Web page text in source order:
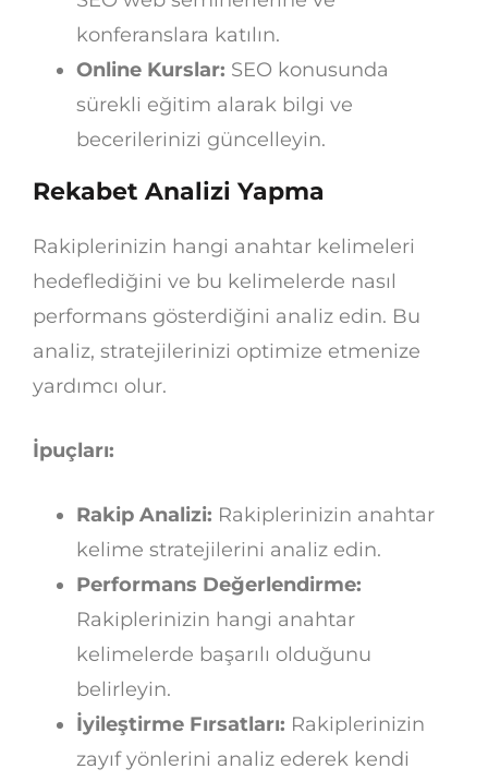
konferanslara katılın.
Online Kurslar: SEO konusunda
sürekli eğitim alarak bilgi ve
becerilerinizi güncelleyin.
Rekabet Analizi Yapma
Rakiplerinizin hangi anahtar kelimeleri
hedeflediğini ve bu kelimelerde nasıl
performans gösterdiğini analiz edin. Bu
analiz, stratejilerinizi optimize etmenize
yardımcı olur.
İpuçları:
Rakip Analizi: Rakiplerinizin anahtar
kelime stratejilerini analiz edin.
Performans Değerlendirme:
Rakiplerinizin hangi anahtar
kelimelerde başarılı olduğunu
belirleyin.
İyileştirme Fırsatları: Rakiplerinizin
zayıf yönlerini analiz ederek kendi